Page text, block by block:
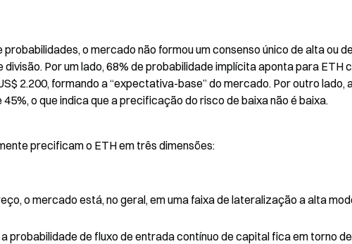
o mercado não formou um consenso único de alta ou
Por um lado, 68% de probabilidade implícita aponta para ETH
2.200, formando a “expectativa-base” do mercado. Por outro lado,
o que indica que a precificação do risco de baixa não é baixa.
precificam o ETH em três dimensões:
o mercado está, no geral, em uma faixa de lateralização a alta
probabilidade de fluxo de entrada contínuo de capital fica em torno